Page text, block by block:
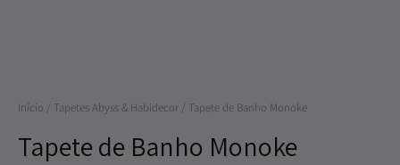
Início / Tapetes Abyss & Habidecor / Tapete de Banho Monoke
Tapete de Banho Monoke